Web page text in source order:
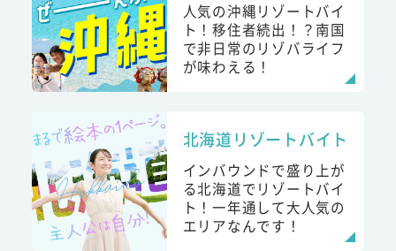
人気の沖縄リゾートバイ
ト！移住者続出！？南国
で非日常のリゾバライフ
が味わえる！
北海道リゾートバイト
インバウンドで盛り上が
る北海道でリゾートバイ
ト！一年通して大人気の
エリアなんです！